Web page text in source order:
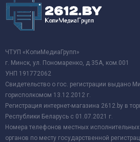
ЧТУП «КопиМедиаГрупп»
г. Минск, ул. Пономаренко, д.35А, ком.001
УНП 191772062
Свидетельство о гос. регистрации выдано
горисполкомом 13.12.2012 г.
Регистрация интернет-магазина 2612.by в
Республики Беларусь с 01.07.2021 г.
Номера телефонов местных
органов по месту государственной